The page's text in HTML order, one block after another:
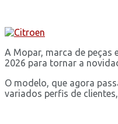
A Mopar, marca de peças
2026 para tornar a
O modelo, que agora
variados perfis de